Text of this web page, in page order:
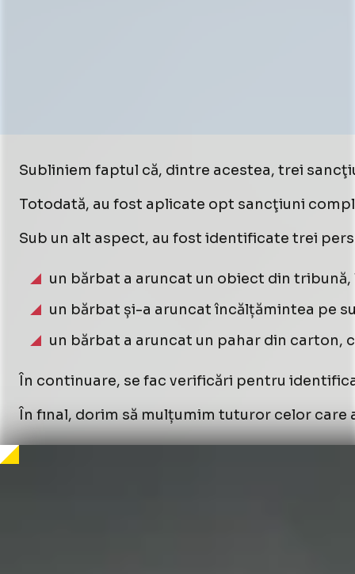
Subliniem faptul că, dintre acestea, trei
Totodată, au fost aplicate opt sancţiuni
Sub un alt aspect, au fost identificate trei
un bărbat a aruncat un obiect din
un bărbat și-a aruncat încălțămintea pe
un bărbat a aruncat un pahar din carton,
În continuare, se fac verificări pentru
În fınal, dorim să mulțumim tuturor celor